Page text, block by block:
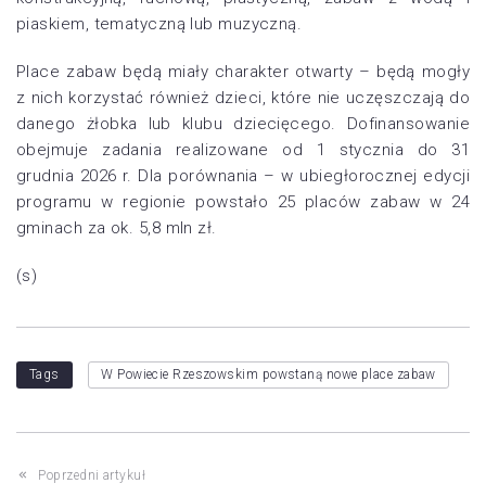
piaskiem, tematyczną lub muzyczną.
Place zabaw będą miały charakter otwarty – będą mogły
z nich korzystać również dzieci, które nie uczęszczają do
danego żłobka lub klubu dziecięcego. Dofinansowanie
obejmuje zadania realizowane od 1 stycznia do 31
grudnia 2026 r. Dla porównania – w ubiegłorocznej edycji
programu w regionie powstało 25 placów zabaw w 24
gminach za ok. 5,8 mln zł.
(s)
Tags W Powiecie Rzeszowskim powstaną nowe place zabaw
Poprzedni artykuł